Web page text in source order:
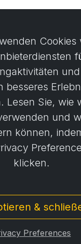
Kommentar abgibt.
2014 - 2026
/
/
vom Vertrag
/
Cookies
besseres
Lesen Sie, wie
und
können,
klicken.
&
Preferences